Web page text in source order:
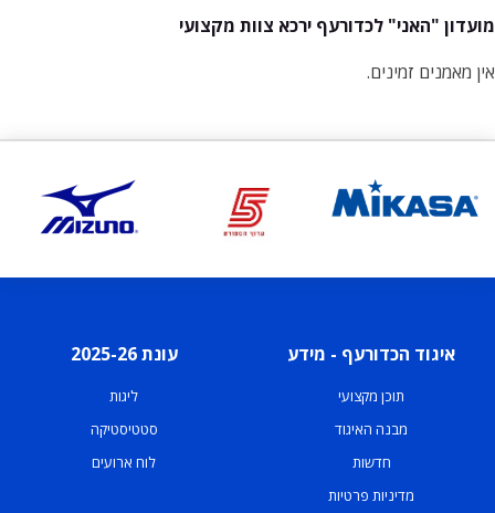
מועדון "האני" לכדורעף ירכא צוות מקצועי
אין מאמנים זמינים.
איגוד הכדורעף - מידע
תוכן מקצועי
מבנה האיגוד
חדשות
מדיניות פרטיות
עונת 2025-26
ליגות
סטטיסטיקה
לוח ארועים